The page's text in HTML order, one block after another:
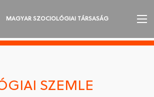
MAGYAR SZOCIOLÓGIAI TÁRSASÁG
SZEMLE